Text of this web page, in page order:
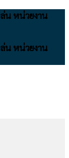
น หน่วยงาน
น หน่วยงาน